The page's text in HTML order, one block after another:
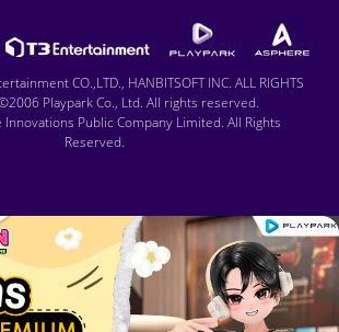
CO.,LTD., HANBITSOFT INC. ALL RIGHTS
©2006 Playpark Co., Ltd. All rights reserved.
Public Company Limited. All Rights
Reserved.